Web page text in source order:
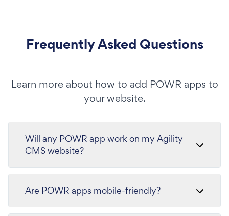
Frequently Asked Questions
Learn more about how to add POWR apps to
your website.
Will any POWR app work on my Agility
CMS website?
Are POWR apps mobile-friendly?